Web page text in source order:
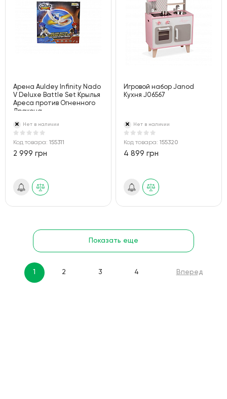
Арена Auldey Infinity Nado
V Deluxe Battle Set Крылья
Ареса против Огненного
Дракона
Нет в наличии
Код товара: 155311
2 999 грн
Игровой набор Janod
Кухня J06567
Нет в наличии
Код товара:155320
4 899 грн
Показать еще
1 2 3 4 Вперед